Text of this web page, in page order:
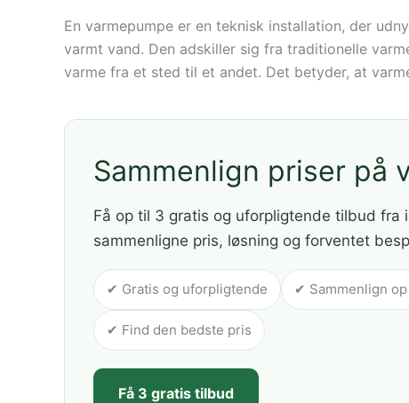
En varmepumpe er en teknisk installation, der
varmt vand. Den adskiller sig fra traditionelle
varme fra et sted til et andet. Det betyder, at
Sammenlign priser på
Få op til 3 gratis og uforpligtende tilbud fra
sammenligne pris, løsning og forventet
✔ Gratis og uforpligtende ✔ Sammenlign
✔ Find den bedste pris
Få 3 gratis tilbud